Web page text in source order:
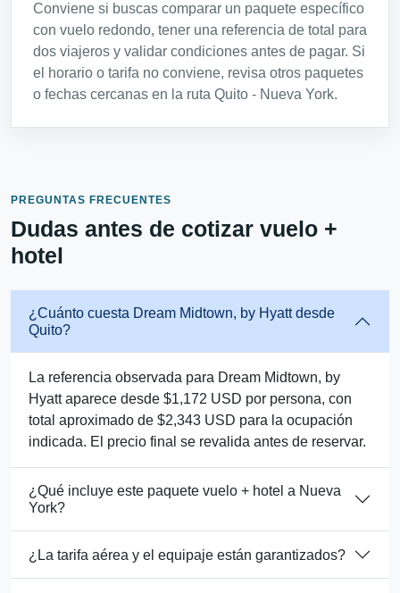
Conviene si buscas comparar un paquete específico
con vuelo redondo, tener una referencia de total para
dos viajeros y validar condiciones antes de pagar. Si
el horario o tarifa no conviene, revisa otros paquetes
o fechas cercanas en la ruta Quito - Nueva York.
PREGUNTAS FRECUENTES
Dudas antes de cotizar vuelo +
hotel
¿Cuánto cuesta Dream Midtown, by Hyatt desde
Quito?
La referencia observada para Dream Midtown, by
Hyatt aparece desde $1,172 USD por persona, con
total aproximado de $2,343 USD para la ocupación
indicada. El precio final se revalida antes de reservar.
¿Qué incluye este paquete vuelo + hotel a Nueva
York?
¿La tarifa aérea y el equipaje están garantizados?